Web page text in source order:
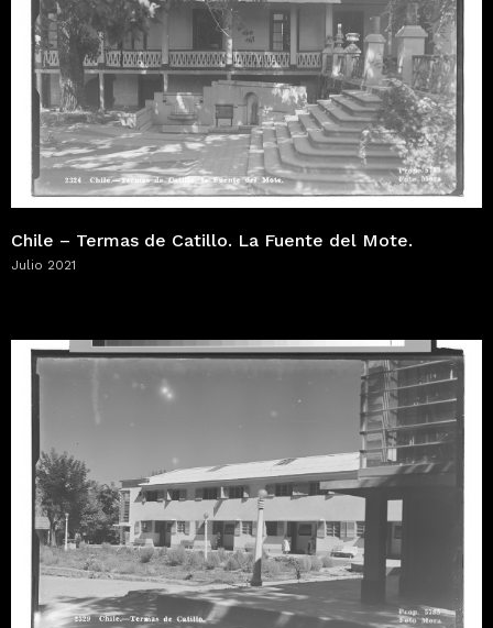
Chile – Termas de Catillo. La Fuente del Mote.
Julio 2021